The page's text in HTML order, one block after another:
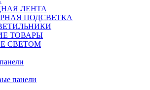
ЛЕНТА
ПОДСВЕТКА
ТОВАРЫ
СВЕТОМ
панели